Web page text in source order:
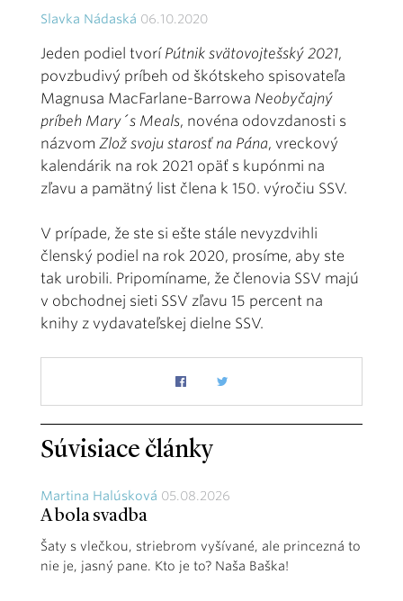
Slavka Nádaská 06.10.2020
Jeden podiel tvorí Pútnik svätovojtešský 2021,
povzbudivý príbeh od škótskeho spisovateľa
Magnusa MacFarlane-Barrowa Neobyčajný
príbeh Mary´s Meals, novéna odovzdanosti s
názvom Zlož svoju starosť na Pána, vreckový
kalendárik na rok 2021 opäť s kupónmi na
zľavu a pamätný list člena k 150. výročiu SSV.
V prípade, že ste si ešte stále nevyzdvihli
členský podiel na rok 2020, prosíme, aby ste
tak urobili. Pripomíname, že členovia SSV majú
v obchodnej sieti SSV zľavu 15 percent na
knihy z vydavateľskej dielne SSV.
Súvisiace články
Martina Halúsková 05.08.2026
A bola svadba
Šaty s vlečkou, striebrom vyšívané, ale princezná to
nie je, jasný pane. Kto je to? Naša Baška!